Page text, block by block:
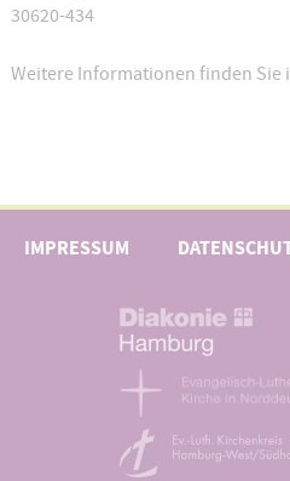
30620-434
Weitere Informationen finden Sie
IMPRESSUM